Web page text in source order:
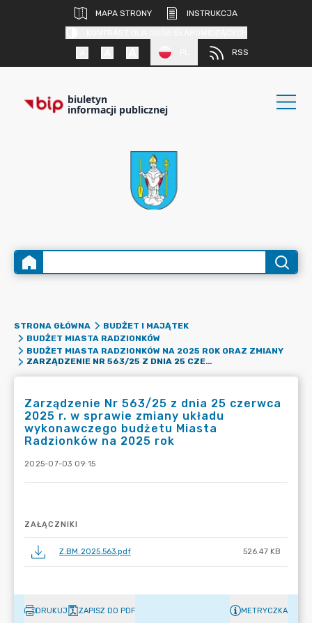
MAPA STRONY
INSTRUKCJA
RSS
biuletyn
informacji publicznej
STRONA GŁÓWNA
BUDŻET I MAJĄTEK
BUDŻET MIASTA RADZIONKÓW
BUDŻET MIASTA RADZIONKÓW NA 2025 ROK ORAZ ZMIANY
ZARZĄDZENIE NR 563/25 Z DNIA 25 CZERWCA 2025 R. W SPRAWIE ZMIANY UKŁADU WYKONAWCZEGO BUDŻETU MIASTA RADZIONKÓW NA 2025 ROK
Zarządzenie Nr 563/25 z dnia 25 czerwca
2025 r. w sprawie zmiany układu
wykonawczego budżetu Miasta
Radzionków na 2025 rok
2025-07-03 09:15
ZAŁĄCZNIKI
Z.BM.2025.563.pdf 526.47 KB
DRUKUJ ZAPISZ DO PDF METRYCZKA